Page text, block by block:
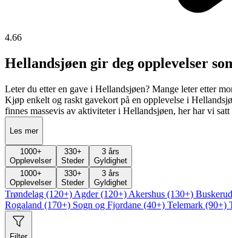
4.66
Hellandsjøen gir deg opplevelser
Leter du etter en gave i Hellandsjøen? Mange leter etter
Kjøp enkelt og raskt gavekort på en opplevelse i
finnes massevis av aktiviteter i Hellandsjøen, her har vi
Les mer
1000+
Opplevelser
330+
Steder
3 års
Gyldighet
1000+
Opplevelser
330+
Steder
3 års
Gyldighet
Trøndelag (120+) Agder (120+) Akershus (130+)
Rogaland (170+) Sogn og Fjordane (40+) Telemark (90+)